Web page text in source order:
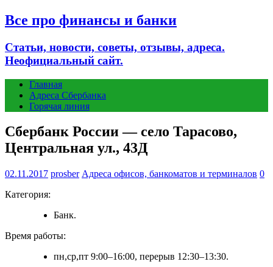
Все про финансы и банки
Статьи, новости, советы, отзывы, адреса.
Неофициальный сайт.
Главная
Адреса Сбербанка
Горячая линия
Сбербанк России — село Тарасово,
Центральная ул., 43Д
02.11.2017 prosber Адреса офисов, банкоматов и терминалов 0
Категория:
Банк.
Время работы:
пн,ср,пт 9:00–16:00, перерыв 12:30–13:30.